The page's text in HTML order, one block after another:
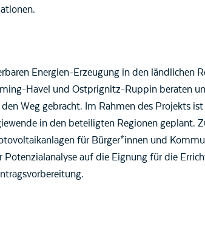
Energien-Erzeugung in den ländlichen
Havel und Ostprignitz-Ruppin beraten
Weg gebracht. Im Rahmen des Projekts ist
in den beteiligten Regionen geplant.
für Bürger*innen und
auf die Eignung für die